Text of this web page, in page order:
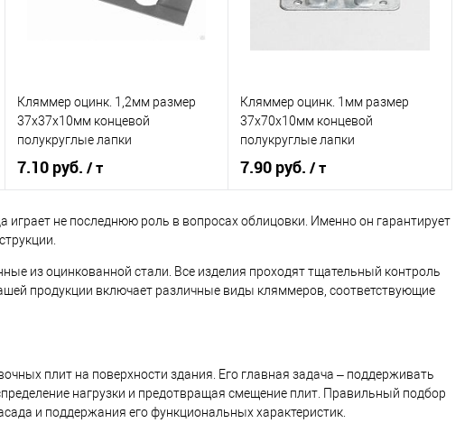
В избранное
Под заказ
В избранное
Под заказ
Кляммер оцинк. 1,2мм размер
37х37х10мм концевой
полукруглые лапки
7.10 руб. / т
Купить в 1 клик
Сравнение
Кляммер оцинк. 1мм размер
37х70х10мм концевой
полукруглые лапки
7.90 руб./ т
Купить в 1 клик
Сравнение
не последнюю роль в вопросах облицовки. Именно он гарантирует
из оцинкованной стали. Все изделия проходят тщательный контроль
продукции включает различные виды кляммеров, соответствующие
плит на поверхности здания. Его главная задача – поддерживать
нагрузки и предотвращая смещение плит. Правильный подбор
и поддержания его функциональных характеристик.